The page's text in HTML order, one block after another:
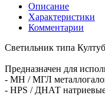
Описание
Характеристики
Комментарии
Светильник типа
Предназначен для
- MH / МГЛ
- HPS / ДНАТ